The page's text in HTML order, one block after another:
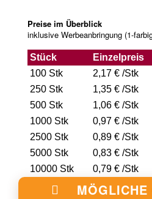
Preise im Überblick
inklusive Werbeanbringung (1-
Stück Einzelpreis
100 Stk
2,17 € /Stk
250 Stk
1,35 € /Stk
500 Stk
1,06 € /Stk
1000 Stk
0,97 € /Stk
2500 Stk
0,89 € /Stk
5000 Stk
0,83 € /Stk
10000 Stk
0,79 € /Stk